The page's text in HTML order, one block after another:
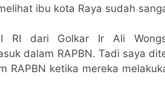
ibu kota Raya sudah
RI dari Golkar Ir Ali
dalam RAPBN. Tadi saya
ketika mereka